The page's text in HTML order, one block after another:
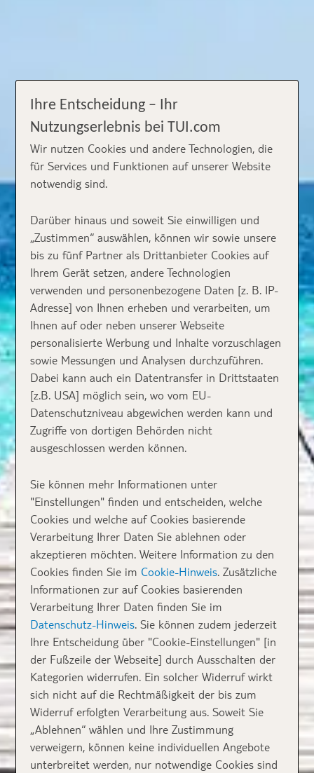
Ihre Entscheidung – Ihr
Nutzungserlebnis bei TUI.com
Wir nutzen Cookies und andere Technologien, die
für Services und Funktionen auf unserer Website
notwendig sind.
Darüber hinaus und soweit Sie einwilligen und
„Zustimmen“ auswählen, können wir sowie unsere
bis zu fünf Partner als Drittanbieter Cookies auf
Ihrem Gerät setzen, andere Technologien
verwenden und personenbezogene Daten [z. B. IP-
Adresse] von Ihnen erheben und verarbeiten, um
Ihnen auf oder neben unserer Webseite
personalisierte Werbung und Inhalte vorzuschlagen
sowie Messungen und Analysen durchzuführen.
Dabei kann auch ein Datentransfer in Drittstaaten
[z.B. USA] möglich sein, wo vom EU-
Datenschutzniveau abgewichen werden kann und
Zugriffe von dortigen Behörden nicht
ausgeschlossen werden können.
Sie können mehr Informationen unter
"Einstellungen" finden und entscheiden, welche
Cookies und welche auf Cookies basierende
Verarbeitung Ihrer Daten Sie ablehnen oder
akzeptieren möchten. Weitere Information zu den
Cookies finden Sie im Cookie-Hinweis. Zusätzliche
Informationen zur auf Cookies basierenden
Verarbeitung Ihrer Daten finden Sie im
Datenschutz-Hinweis. Sie können zudem jederzeit
Ihre Entscheidung über "Cookie-Einstellungen" [in
der Fußzeile der Webseite] durch Ausschalten der
Kategorien widerrufen. Ein solcher Widerruf wirkt
sich nicht auf die Rechtmäßigkeit der bis zum
Widerruf erfolgten Verarbeitung aus. Soweit Sie
„Ablehnen“ wählen und Ihre Zustimmung
verweigern, können keine individuellen Angebote
unterbreitet werden, nur notwendige Cookies sind